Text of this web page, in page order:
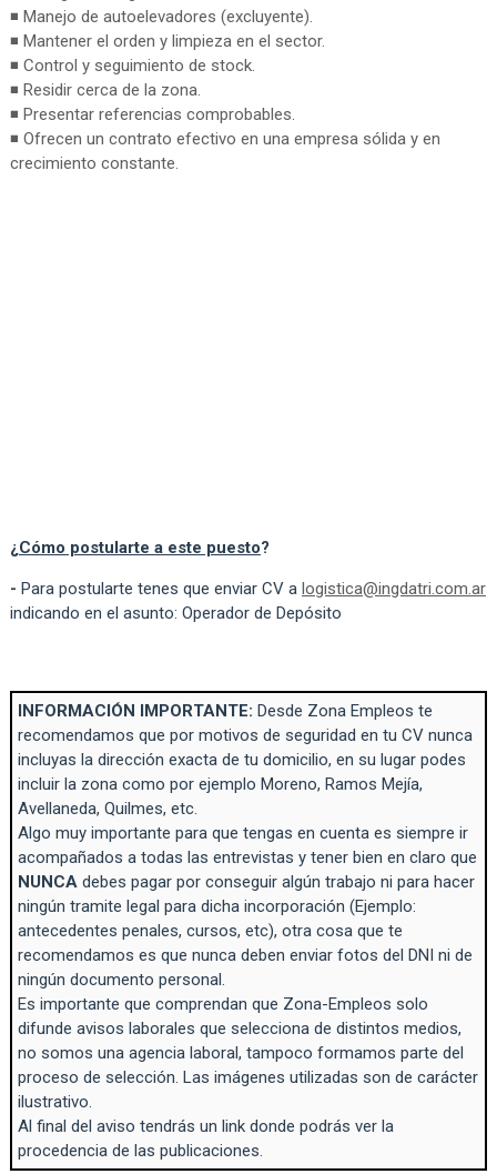
◾ Manejo de autoelevadores (excluyente).
◾ Mantener el orden y limpieza en el sector.
◾ Control y seguimiento de stock.
◾ Residir cerca de la zona.
◾ Presentar referencias comprobables.
◾ Ofrecen un contrato efectivo en una empresa sólida y en
crecimiento constante.
¿ Cómo postularte a este puesto?
- Para postularte tenes que enviar CV a logistica@ingdatri.com.ar
indicando en el asunto: Operador de Depósito
INFORMACIÓN IMPORTANTE: Desde Zona Empleos te
recomendamos que por motivos de seguridad en tu CV nunca
incluyas la dirección exacta de tu domicilio, en su lugar podes
incluir la zona como por ejemplo Moreno, Ramos Mejía,
Avellaneda, Quilmes, etc.
Algo muy importante para que tengas en cuenta es siempre ir
acompañados a todas las entrevistas y tener bien en claro que
NUNCA debes pagar por conseguir algún trabajo ni para hacer
ningún tramite legal para dicha incorporación (Ejemplo:
antecedentes penales, cursos, etc), otra cosa que te
recomendamos es que nunca deben enviar fotos del DNI ni de
ningún documento personal.
Es importante que comprendan que Zona-Empleos solo
difunde avisos laborales que selecciona de distintos medios,
no somos una agencia laboral, tampoco formamos parte del
proceso de selección. Las imágenes utilizadas son de carácter
ilustrativo.
Al final del aviso tendrás un link donde podrás ver la
procedencia de las publicaciones.